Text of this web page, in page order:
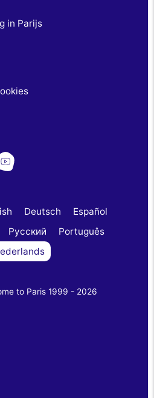
in Parijs
Deutsch
Español
Русский
Português
to Paris 1999 - 2026